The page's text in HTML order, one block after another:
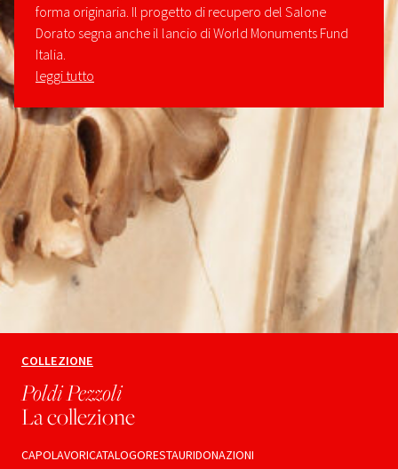
forma originaria. Il progetto di recupero del Salone
Dorato segna anche il lancio di World Monuments Fund
Italia.
leggi tutto
COLLEZIONE
Poldi Pezzoli
La collezione
CAPOLAVORICATALOGORESTAURIDONAZIONI